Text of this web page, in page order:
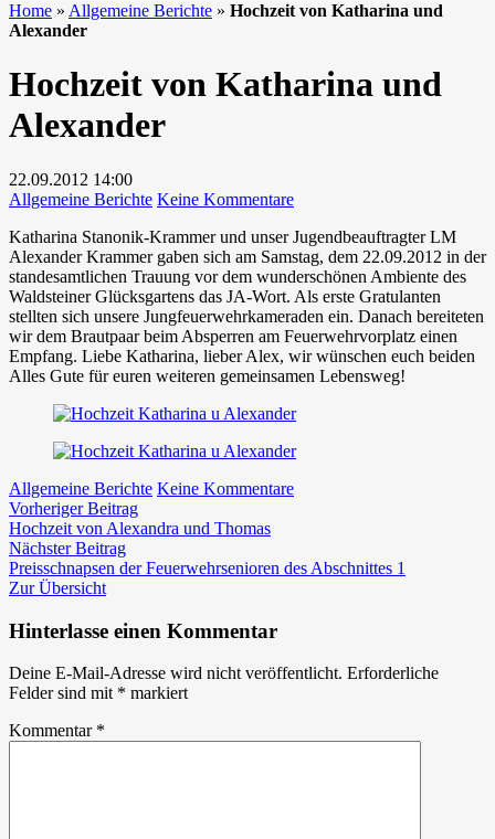
Home » Allgemeine Berichte » Hochzeit von Katharina und
Alexander
Hochzeit von Katharina und
Alexander
22.09.2012 14:00
Allgemeine Berichte Keine Kommentarezu
von
Katharina
und
Alexander
Katharina Stanonik-Krammer und unser Jugendbeauftragter LM
Alexander Krammer gaben sich am Samstag, dem 22.09.2012 in der
standesamtlichen Trauung vor dem wunderschönen Ambiente des
Waldsteiner Glücksgartens das JA-Wort. Als erste Gratulanten
stellten sich unsere Jungfeuerwehrkameraden ein. Danach bereiteten
wir dem Brautpaar beim Absperren am Feuerwehrvorplatz einen
Empfang. Liebe Katharina, lieber Alex, wir wünschen euch beiden
Alles Gute für euren weiteren gemeinsamen Lebensweg!
Allgemeine Berichte Keine Kommentarezu
und
Beitragsnavigation
Vorheriger BeitragVorheriger
Beitrag:
Hochzeit von Alexandra und Thomas
Nächster BeitragNächster
Beitrag:
Preisschnapsen der Feuerwehrsenioren des Abschnittes 1
Zur Übersicht
Hinterlasse einen Kommentar
Deine E-Mail-Adresse wird nicht veröffentlicht. Erforderliche
Felder sind mit * markiert
Kommentar *